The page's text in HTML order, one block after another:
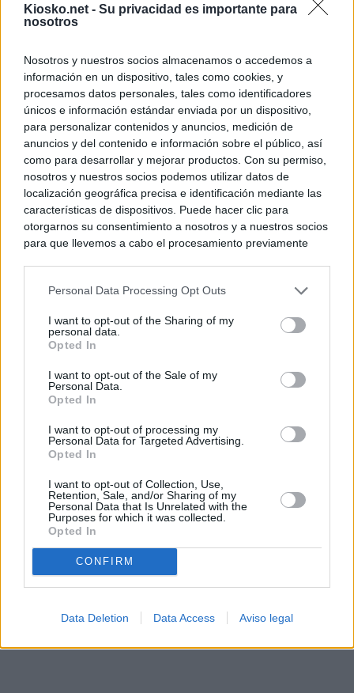
Kiosko.net - Su privacidad es importante para
nosotros
Nosotros y nuestros socios almacenamos o accedemos a
información en un dispositivo, tales como cookies, y
procesamos datos personales, tales como identificadores
únicos e información estándar enviada por un dispositivo,
para personalizar contenidos y anuncios, medición de
anuncios y del contenido e información sobre el público, así
como para desarrollar y mejorar productos. Con su permiso,
nosotros y nuestros socios podemos utilizar datos de
localización geográfica precisa e identificación mediante las
características de dispositivos. Puede hacer clic para
otorgarnos su consentimiento a nosotros y a nuestros socios
para que llevemos a cabo el procesamiento previamente
negar su consentimiento. Tenga en cuenta que algún
de su consentimiento, pero usted tiene el derecho de
rechazar tal procesamiento. Sus preferencias se aplicarán
cualquier momento entrando de nuevo en este sitio web o
visitando nuestra política de privacidad.
Personal Data Processing Opt Outs
I want to opt-out of the Sharing of my
personal data.
Opted In
I want to opt-out of the Sale of my
Personal Data.
Opted In
I want to opt-out of processing my
Personal Data for Targeted Advertising.
Opted In
I want to opt-out of Collection, Use,
Retention, Sale, and/or Sharing of my
Personal Data that Is Unrelated with the
Purposes for which it was collected.
Opted In
CONFIRM
Data Deletion Data Access Aviso legal